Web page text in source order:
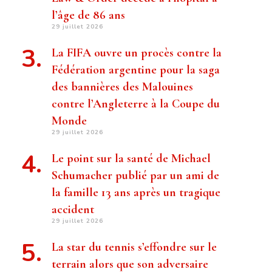
l’âge de 86 ans
29 juillet 2026
La FIFA ouvre un procès contre la
Fédération argentine pour la saga
des bannières des Malouines
contre l’Angleterre à la Coupe du
Monde
29 juillet 2026
Le point sur la santé de Michael
Schumacher publié par un ami de
la famille 13 ans après un tragique
accident
29 juillet 2026
La star du tennis s’effondre sur le
terrain alors que son adversaire